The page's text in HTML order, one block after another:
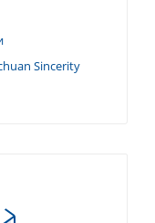
Sincerity